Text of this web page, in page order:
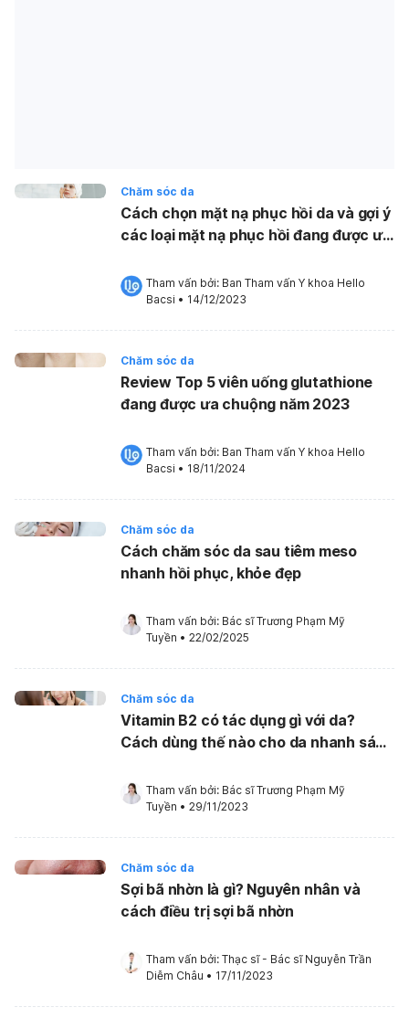
Chăm sóc da
Cách chọn mặt nạ phục hồi da và gợi ý
các loại mặt nạ phục hồi đang được ưa
Tham vấn bởi: Ban Tham vấn Y khoa Hello
Bacsi • 14/12/2023
Chăm sóc da
Review Top 5 viên uống glutathione
đang được ưa chuộng năm 2023
Tham vấn bởi: Ban Tham vấn Y khoa Hello
Bacsi • 18/11/2024
Chăm sóc da
Cách chăm sóc da sau tiêm meso
nhanh hồi phục, khỏe đẹp
Tham vấn bởi: Bác sĩ Trương Phạm Mỹ
Tuyền • 22/02/2025
Chăm sóc da
Vitamin B2 có tác dụng gì với da?
Cách dùng thế nào cho da nhanh sáng
Tham vấn bởi: Bác sĩ Trương Phạm Mỹ
Tuyền • 29/11/2023
Chăm sóc da
Sợi bã nhờn là gì? Nguyên nhân và
cách điều trị sợi bã nhờn
Tham vấn bởi: Thạc sĩ - Bác sĩ Nguyễn Trần
Diễm Châu • 17/11/2023